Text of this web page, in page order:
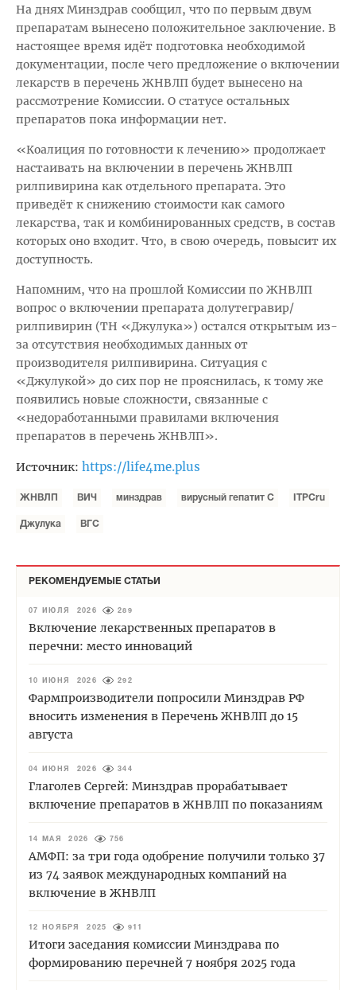
На днях Минздрав сообщил, что по первым двум
препаратам вынесено положительное заключение. В
настоящее время идёт подготовка необходимой
документации, после чего предложение о включении
лекарств в перечень ЖНВЛП будет вынесено на
рассмотрение Комиссии. О статусе остальных
препаратов пока информации нет.
«Коалиция по готовности к лечению» продолжает
настаивать на включении в перечень ЖНВЛП
рилпивирина как отдельного препарата. Это
приведёт к снижению стоимости как самого
лекарства, так и комбинированных средств, в состав
которых оно входит. Что, в свою очередь, повысит их
доступность.
Напомним, что на прошлой Комиссии по ЖНВЛП
вопрос о включении препарата долутегравир/
рилпивирин (ТН «Джулука») остался открытым из-
за отсутствия необходимых данных от
производителя рилпивирина. Ситуация с
«Джулукой» до сих пор не прояснилась, к тому же
появились новые сложности, связанные с
«недоработанными правилами включения
препаратов в перечень ЖНВЛП».
Источник: https://life4me.plus
ЖНВЛП ВИЧ минздрав вирусный гепатит С ITPCru
Джулука ВГС
РЕКОМЕНДУЕМЫЕ СТАТЬИ
07 ИЮЛЯ 2026 289
Включение лекарственных препаратов в
перечни: место инноваций
10 ИЮНЯ 2026 292
Фармпроизводители попросили Минздрав РФ
вносить изменения в Перечень ЖНВЛП до 15
августа
04 ИЮНЯ 2026 344
Глаголев Сергей: Минздрав прорабатывает
включение препаратов в ЖНВЛП по показаниям
14 МАЯ 2026 756
АМФП: за три года одобрение получили только 37
из 74 заявок международных компаний на
включение в ЖНВЛП
12 НОЯБРЯ 2025 911
Итоги заседания комиссии Минздрава по
формированию перечней 7 ноября 2025 года